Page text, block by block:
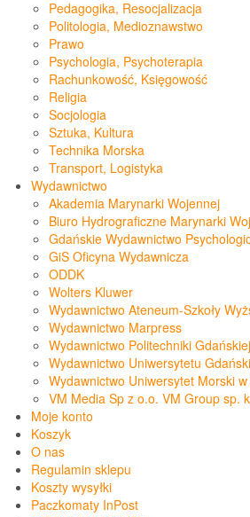
Pedagogika, Resocjalizacja
Politologia, Medioznawstwo
Prawo
Psychologia, Psychoterapia
Rachunkowość, Księgowość
Religia
Socjologia
Sztuka, Kultura
Technika Morska
Transport, Logistyka
Wydawnictwo
Akademia Marynarki Wojennej
Biuro Hydrograficzne Marynarki
Gdańskie Wydawnictwo
GiS Oficyna Wydawnicza
ODDK
Wolters Kluwer
Wydawnictwo Ateneum-Szkoły
Wydawnictwo Marpress
Wydawnictwo Politechniki Gdańskiej
Wydawnictwo Uniwersytetu
Wydawnictwo Uniwersytet Morski
VM Media Sp z o.o. VM Group sp.
Moje konto
Koszyk
O nas
Regulamin sklepu
Koszty wysyłki
Paczkomaty InPost